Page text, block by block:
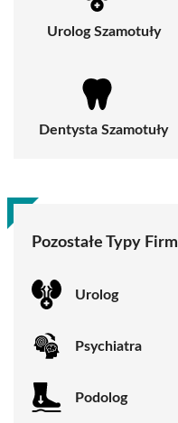
Urolog Szamotuły
Dentysta Szamotuły
Pozostałe Typy
Urolog
Psychiatra
Podolog